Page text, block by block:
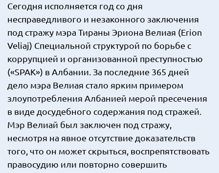
Сегодня исполняется год со дня
несправедливого и незаконного заключения
под стражу мэра Тираны Эриона Велиая (Erion
Veliaj) Специальной структурой по борьбе с
коррупцией и организованной преступностью
(«SPAK») в Албании. За последние 365 дней
дело мэра Велиая стало ярким примером
злоупотребления Албанией мерой пресечения
в виде досудебного содержания под стражей.
Мэр Велиай был заключен под стражу,
несмотря на явное отсутствие доказательств
того, что он может скрыться, воспрепятствовать
правосудию или повторно совершить